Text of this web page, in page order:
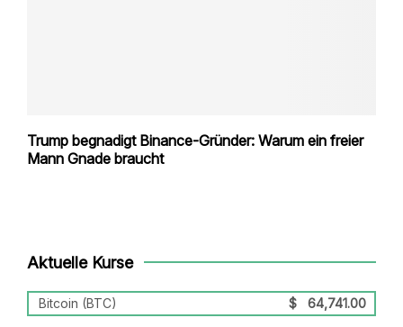
Trump begnadigt Binance-Gründer: Warum ein freier
Mann Gnade braucht
Aktuelle Kurse
Bitcoin (BTC) $ 64,741.00